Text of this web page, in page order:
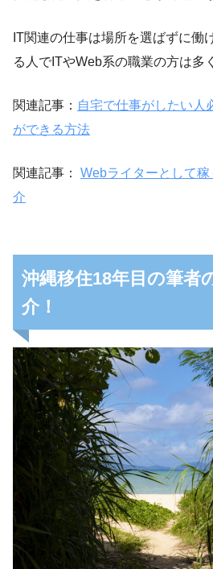
IT関連の仕事は場所を選ばずに働
る人でITやWeb系の職業の方は多
関連記事： 自宅で仕事がしたい人
ができる方法
関連記事： Webライターとして
介
沖縄移住18年目の筆者
介！